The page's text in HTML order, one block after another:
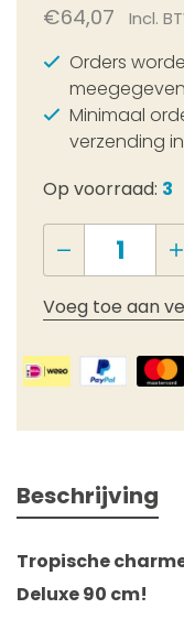
€64,07
Incl.
Orders
Minimaal
verzending
Op voorraad: 3
Voeg toe aan
Beschrijving
Tropische
Deluxe 90 cm!